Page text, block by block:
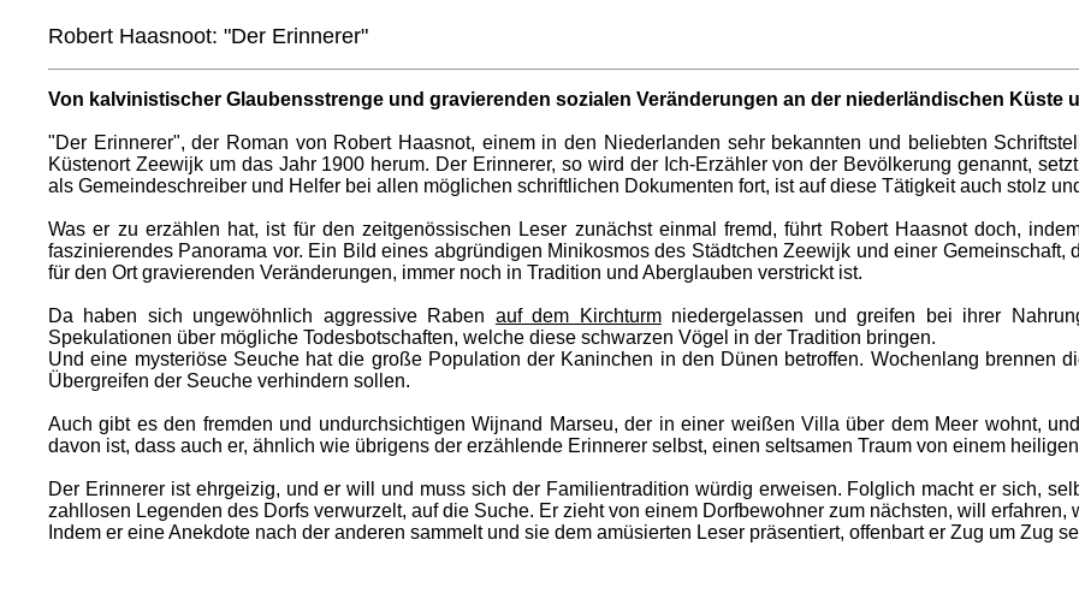
Robert Haasnoot: "Der Erinnerer"
Von kalvinistischer Glaubensstrenge und gravierenden sozialen Veränderungen an der niederländischen Küste
"Der Erinnerer", der Roman von Robert Haasnot, einem in den Niederlanden sehr bekannten und beliebten
Küstenort Zeewijk um das Jahr 1900 herum. Der Erinnerer, so wird der Ich-Erzähler von der Bevölkerung genannt,
als Gemeindeschreiber und Helfer bei allen möglichen schriftlichen Dokumenten fort, ist auf diese Tätigkeit auch stolz
Was er zu erzählen hat, ist für den zeitgenössischen Leser zunächst einmal fremd, führt Robert Haasnot doch,
faszinierendes Panorama vor. Ein Bild eines abgründigen Minikosmos des Städtchen Zeewijk und einer
für den Ort gravierenden Veränderungen, immer noch in Tradition und Aberglauben verstrickt ist.
Da haben sich ungewöhnlich aggressive Raben auf dem Kirchturmniedergelassen und greifen bei ihrer
Spekulationen über mögliche Todesbotschaften, welche diese schwarzen Vögel in der Tradition bringen.
Und eine mysteriöse Seuche hat die große Population der Kaninchen in den Dünen betroffen. Wochenlang brennen
Übergreifen der Seuche verhindern sollen.
Auch gibt es den fremden und undurchsichtigen Wijnand Marseu, der in einer weißen Villa über dem Meer wohnt,
davon ist, dass auch er, ähnlich wie übrigens der erzählende Erinnerer selbst, einen seltsamen Traum von einem
Der Erinnerer ist ehrgeizig, und er will und muss sich der Familientradition würdig erweisen. Folglich macht er sich,
zahllosen Legenden des Dorfs verwurzelt, auf die Suche. Er zieht von einem Dorfbewohner zum nächsten, will erfahren,
Indem er eine Anekdote nach der anderen sammelt und sie dem amüsierten Leser präsentiert, offenbart er Zug um Zug